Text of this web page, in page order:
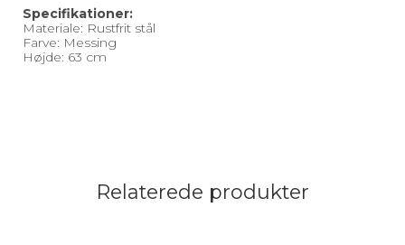
Specifikationer:
Materiale: Rustfrit stål
Farve: Messing
Højde: 63 cm
Relaterede produkter